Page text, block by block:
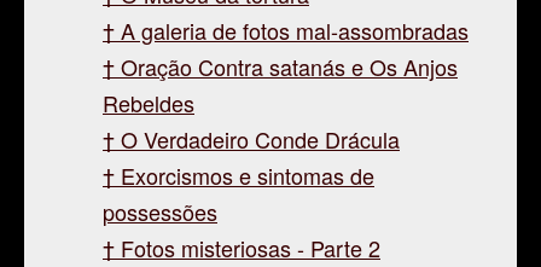
A galeria de fotos mal-assombradas
Oração Contra satanás e Os Anjos
Rebeldes
O Verdadeiro Conde Drácula
Exorcismos e sintomas de
possessões
Fotos misteriosas - Parte 2